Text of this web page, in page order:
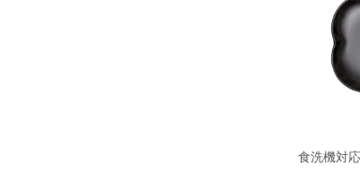
食洗機対